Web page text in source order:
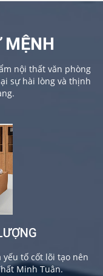
nội thất văn phòng
sự hài lòng và thịnh
tố cốt lõi tạo nên
Minh Tuân.